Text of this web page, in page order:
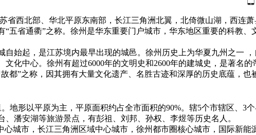
西北部、华北平原东南部，长江三角洲北翼，北倚微山湖，西连萧
五省通衢”之称。徐州是华东重要门户城市，华东地区重要的科教
起，是江苏境内最早出现的城邑。徐州历史上为华夏九州之一
化中心。徐州有超过6000年的文明史和2600年的建城史，是著名
都”之称，因其拥有大量文化遗产、名胜古迹和深厚的历史底蕴，也
形以平原为主，平原面积约占全市面积的90%。辖5个市辖区、3个
潘安湖等旅游景点，有彭祖、刘邦、孙权、李煜等历史名人。
市，长江三角洲区域中心城市，徐州都市圈核心城市，国际新能